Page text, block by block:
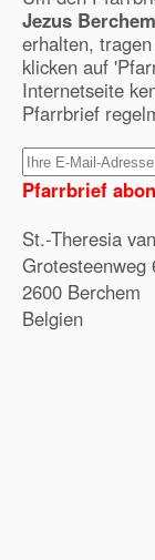
Jezus
erhalten,
klicken auf
Internetseite
Pfarrbrief
Pfarrbrief
St.-Theresia
Grotesteenweg
2600 Berchem
Belgien